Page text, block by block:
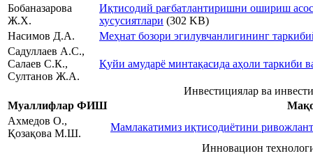
Бобаназарова
Ж.Х.
Иқтисодий рағбатлантиришни ошириш
хусусиятлари (302 KB)
Насимов Д.А.
Меҳнат бозори эгилувчанлигининг
Садуллаев А.С.,
Салаев С.К.,
Султанов Ж.А.
Қуйи амударё минтақасида аҳоли таркиби
Инвестициялар ва
Муаллифлар ФИШ
Ахмедов О.,
Қозақова М.Ш.
Мамлакатимиз иқтисодиётини
Инновацион